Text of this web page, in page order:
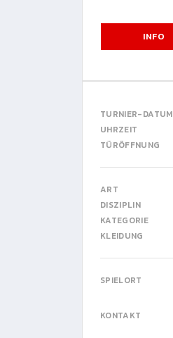
INFO
TURNIER-DATUM
UHRZEIT
TÜRÖFFNUNG
ART
DISZIPLIN
KATEGORIE
KLEIDUNG
SPIELORT
KONTAKT